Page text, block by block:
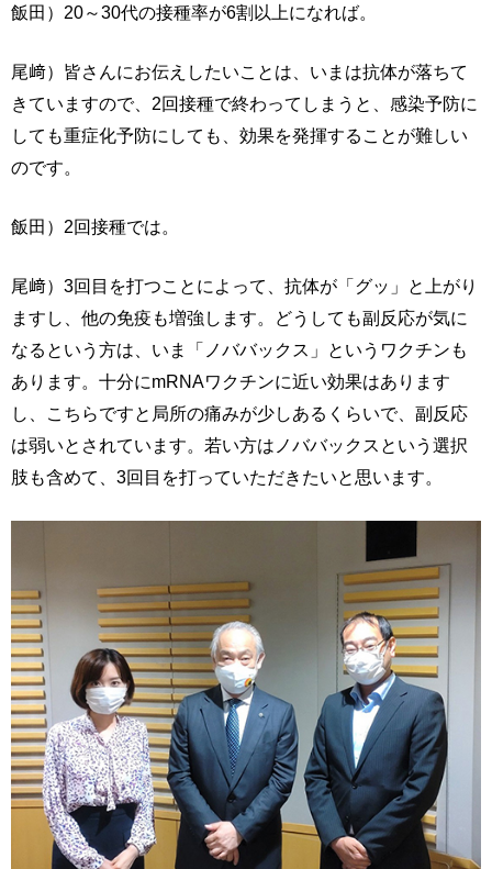
飯田）20～30代の接種率が6割以上になれば。
尾﨑）皆さんにお伝えしたいことは、いまは抗体が落ちて
きていますので、2回接種で終わってしまうと、感染予防に
しても重症化予防にしても、効果を発揮することが難しい
のです。
飯田）2回接種では。
尾﨑）3回目を打つことによって、抗体が「グッ」と上がり
ますし、他の免疫も増強します。どうしても副反応が気に
なるという方は、いま「ノババックス」というワクチンも
あります。十分にmRNAワクチンに近い効果はあります
し、こちらですと局所の痛みが少しあるくらいで、副反応
は弱いとされています。若い方はノババックスという選択
肢も含めて、3回目を打っていただきたいと思います。